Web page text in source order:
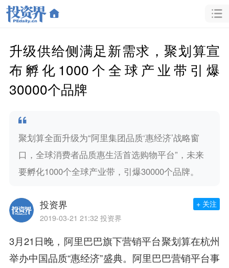
升级供给侧满足新需求，聚划算宣
布孵化1000个全球产业带引爆
30000个品牌
聚划算全面升级为“阿里集团品质‘惠经济’战略窗
口，全球消费者品质惠生活首选购物平台”，未来
要孵化1000个全球产业带，引爆30000个品牌。
投资界
2019-03-21 21:32 投资界
+ 关注
3月21日晚，阿里巴巴旗下营销平台聚划算在杭州
举办中国品质“惠经济”盛典。阿里巴巴营销平台事